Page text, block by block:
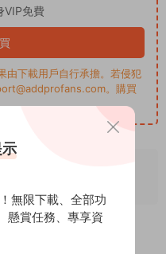
VIP免費
由下載用戶自行承擔。若侵犯
。購買
無限下載、全部功
懸賞任務、專享資